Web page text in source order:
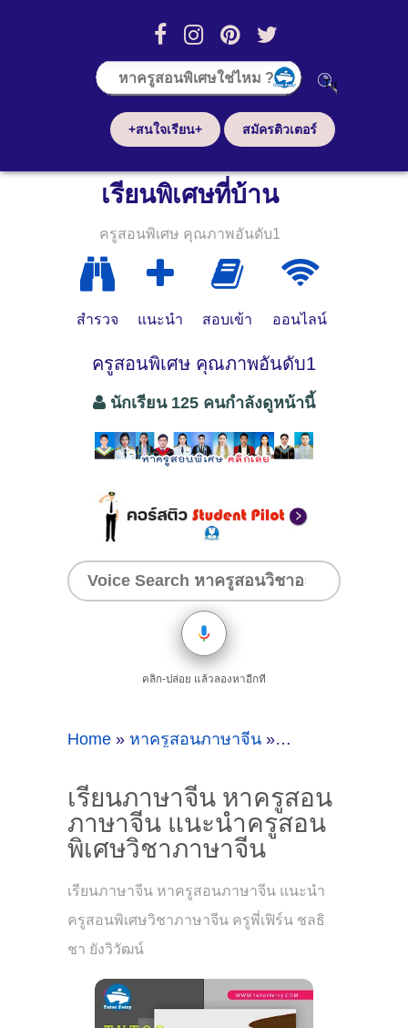
+สนใจเรียน+ สมัครติวเตอร์
เรียนพิเศษที่บ้าน
ครูสอนพิเศษ คุณภาพอันดับ1
สำรวจ แนะนำ สอบเข้า ออนไลน์
ครูสอนพิเศษ คุณภาพอันดับ1
นักเรียน 125 คนกำลังดูหน้านี้
คลิก-ปล่อย แล้วลองหาอีกที
Home » หาครูสอนภาษาจีน » เรียนภาษาจีน ห
เรียนภาษาจีน หาครูสอน
ภาษาจีน แนะนำครูสอน
พิเศษวิชาภาษาจีน
เรียนภาษาจีน หาครูสอนภาษาจีน แนะนำ
ครูสอนพิเศษวิชาภาษาจีน ครูพี่เฟิร์น ชลธิ
ชา ยังวิวัฒน์